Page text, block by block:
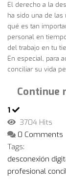
El derecho a la
ha sido una de
qué es tan
personal en
del trabajo en tu
En especial, para
conciliar su vida
Continue
1
3704 Hits
0 Comments
Tags:
desconexión
profesional